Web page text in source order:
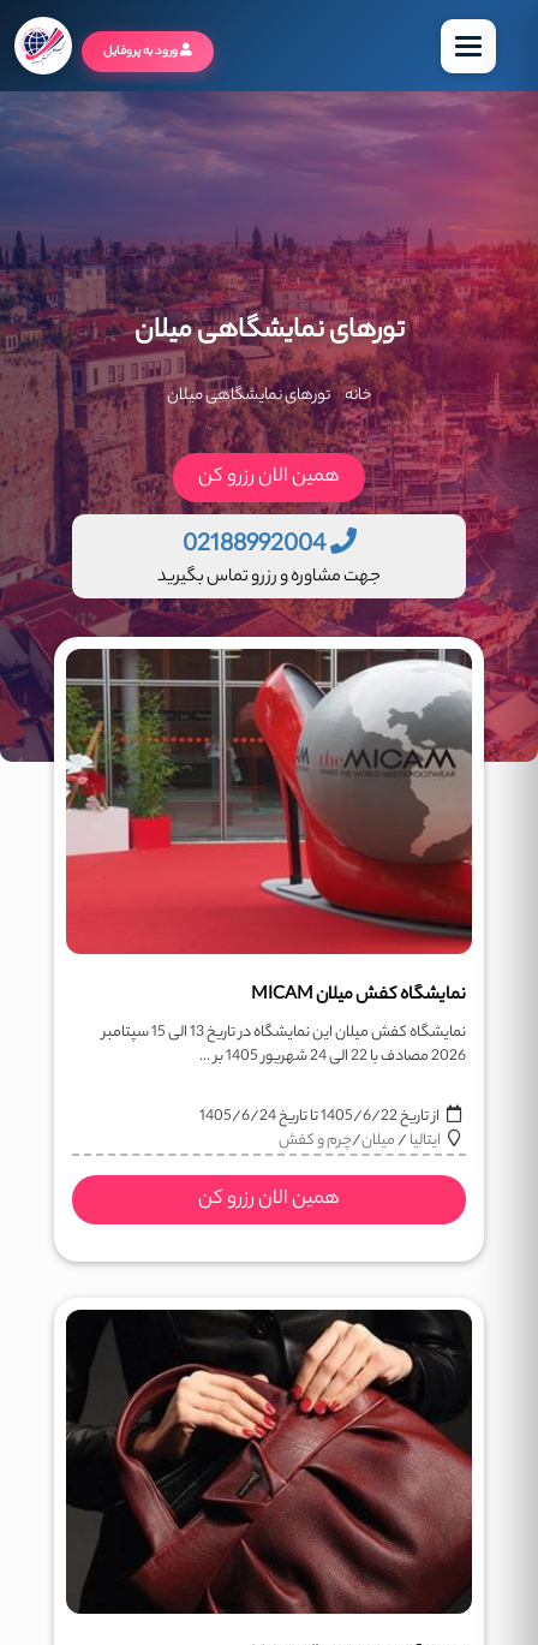
منو ورود به پروفایل
تورهای نمایشگاهی میلان
خانه تورهای نمایشگاهی میلان
همین الان رزرو کن
02188992004
جهت مشاوره و رزرو تماس بگیرید
نمایشگاه کفش میلان MICAM
نمایشگاه کفش میلان این نمایشگاه در تاریخ 13 الی 15 سپتامبر
2026 مصادف با 22 الی 24 شهریور 1405 بر ...
از تاریخ1405/6/22تا تاریخ1405/6/24
ایتالیا/میلان/چرم و کفش
همین الان رزرو کن